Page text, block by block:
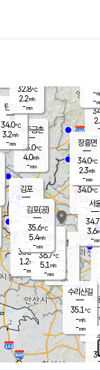
-
파주금촌
35.0℃
4.0m/s
-mm
탄현
34.0℃
3.2m/s
-mm
-
김포
- ℃
-m/s
mm
광명
- ℃
-m/s
-mm
부천
35.3℃
1.2m/s
-mm
구로
36.7℃
5.1 m/s
-mm
은평
34.0℃
3.5 m/s
- mm
수리산길
35.1℃
-m/s
-mm
장흥면
34.0℃
2.3m/s
-mm
-
-
김포(공)
35.6℃
5.4m/s
-mm
서
34.7
3.6
-mm
32.8℃
2.2m/s
-mm